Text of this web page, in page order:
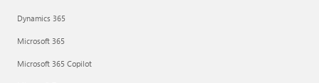
Dynamics 365
Microsoft 365
Microsoft 365 Copilot